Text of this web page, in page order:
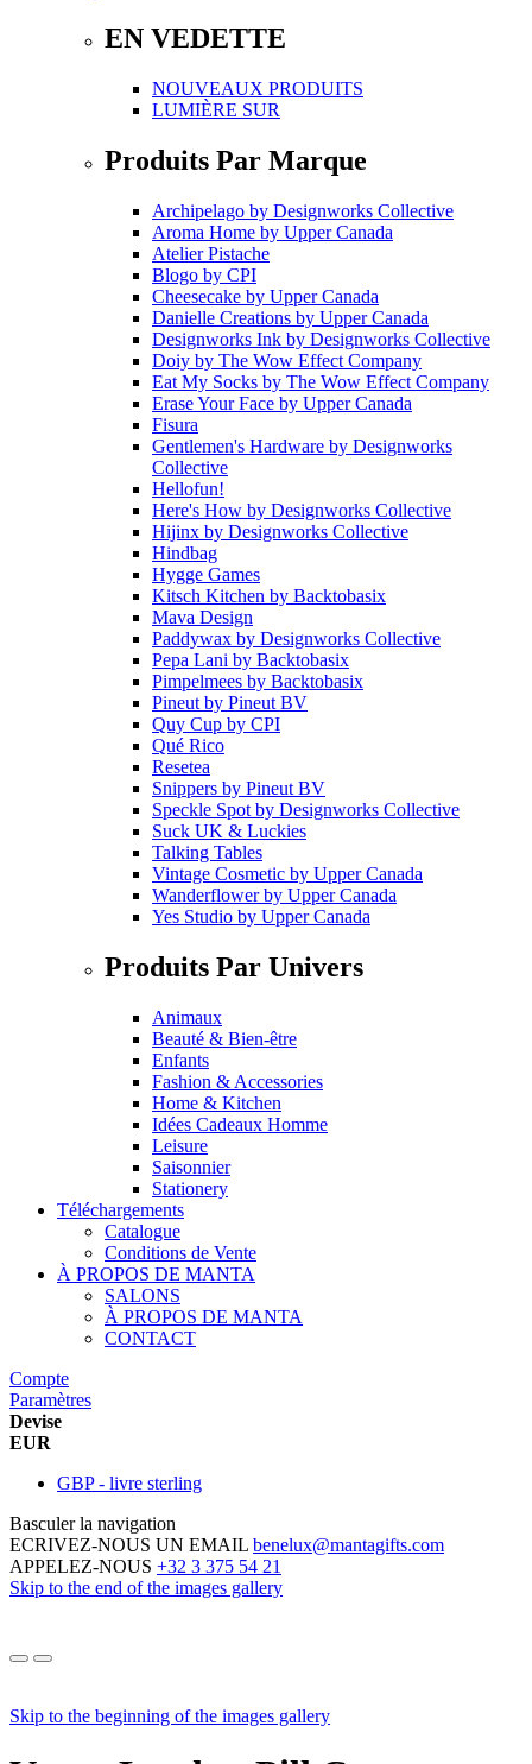
EN VEDETTE
NOUVEAUX PRODUITS
LUMIÈRE SUR
Produits Par Marque
Archipelago by Designworks Collective
Aroma Home by Upper Canada
Atelier Pistache
Blogo by CPI
Cheesecake by Upper Canada
Danielle Creations by Upper Canada
Designworks Ink by Designworks Collective
Doiy by The Wow Effect Company
Eat My Socks by The Wow Effect Company
Erase Your Face by Upper Canada
Fisura
Gentlemen's Hardware by Designworks
Collective
Hellofun!
Here's How by Designworks Collective
Hijinx by Designworks Collective
Hindbag
Hygge Games
Kitsch Kitchen by Backtobasix
Mava Design
Paddywax by Designworks Collective
Pepa Lani by Backtobasix
Pimpelmees by Backtobasix
Pineut by Pineut BV
Quy Cup by CPI
Qué Rico
Resetea
Snippers by Pineut BV
Speckle Spot by Designworks Collective
Suck UK & Luckies
Talking Tables
Vintage Cosmetic by Upper Canada
Wanderflowerby Upper Canada
Yes Studio by Upper Canada
Produits Par Univers
Animaux
Beauté & Bien-être
Enfants
Fashion & Accessories
Home & Kitchen
Idées Cadeaux Homme
Leisure
Saisonnier
Stationery
Téléchargements
Catalogue
Conditions de Vente
À PROPOS DE MANTA
SALONS
À PROPOS DE MANTA
CONTACT
Compte
Paramètres
Devise
EUR
GBP - livre sterling
Basculer la navigation
ECRIVEZ-NOUS UN EMAIL benelux@mantagifts.com
APPELEZ-NOUS +32 3 375 54 21
Skip to the end of the images gallery
Skip to the beginning of the images gallery